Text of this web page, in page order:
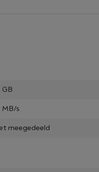
GB
MB/s
meegedeeld